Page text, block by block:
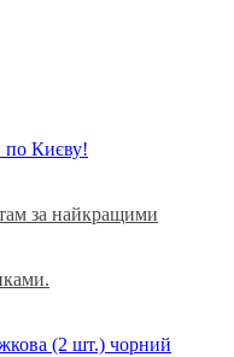
по Києву!
за найкращими